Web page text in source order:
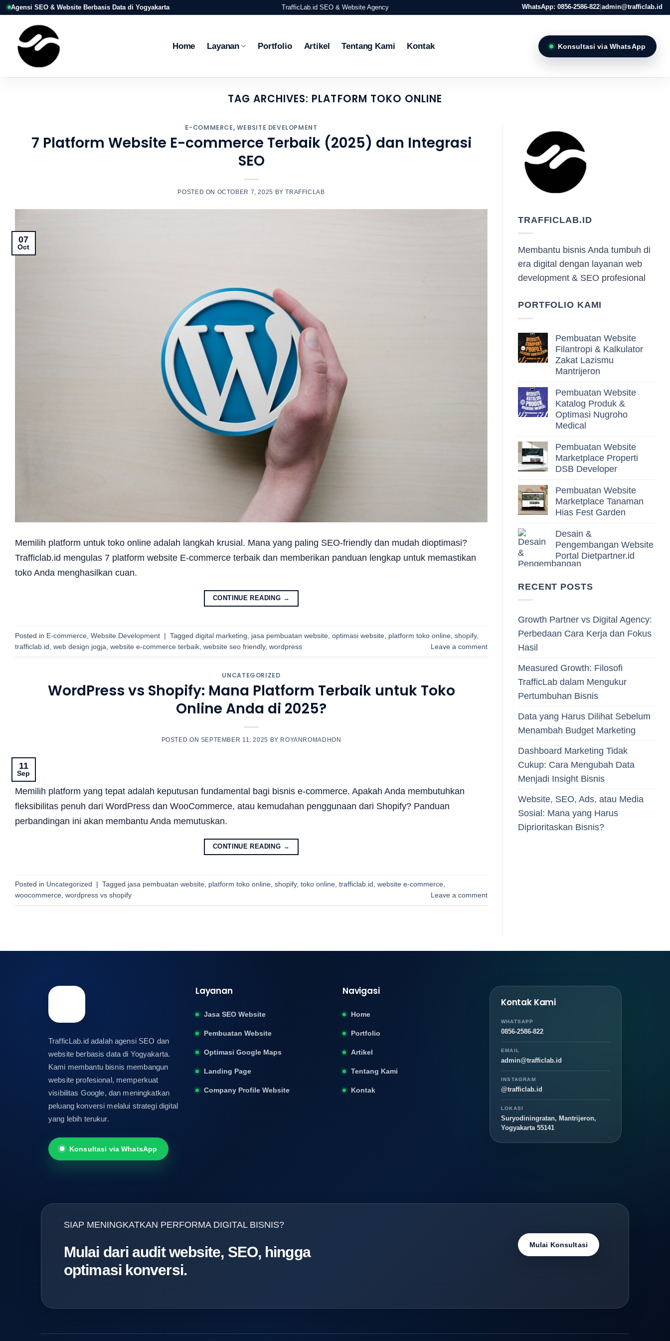
Skip
content
Agensi SEO & Website Berbasis Data di Yogyakarta TrafficLab.id SEO & Website Agency WhatsApp: 0856-2586-822 admin@trafficlab.id
Home Layanan Portfolio Artikel Tentang Kami Kontak Konsultasi via WhatsApp
TAG ARCHIVES: PLATFORM TOKO ONLINE
E-COMMERCE, WEBSITE DEVELOPMENT
7 Platform Website E-commerce Terbaik (2025) dan Integrasi
SEO
POSTED ON OCTOBER 7, 2025 BYTRAFFICLAB
07
Oct
Memilih platform untuk toko online adalah langkah krusial. Mana yang paling SEO-friendly dan mudah dioptimasi?
Trafficlab.id mengulas 7 platform website E-commerce terbaik dan memberikan panduan lengkap untuk memastikan
toko Anda menghasilkan cuan.
CONTINUE READING →
Posted in E-commerce, Website Development | Tagged digital marketing, jasa pembuatan website, optimasi website, platform toko online, shopify,
trafficlab.id, web design jogja, website e-commerce terbaik, website seo friendly, wordpress Leave a comment
UNCATEGORIZED
WordPress vs Shopify: Mana Platform Terbaik untuk Toko
Online Anda di 2025?
POSTED ON SEPTEMBER 11, 2025 BY ROYANROMADHON
11
Sep
Memilih platform yang tepat adalah keputusan fundamental bagi bisnis e-commerce. Apakah Anda membutuhkan
fleksibilitas penuh dari WordPress dan WooCommerce, atau kemudahan penggunaan dari Shopify? Panduan
perbandingan ini akan membantu Anda memutuskan.
CONTINUE READING →
Posted in Uncategorized | Tagged jasa pembuatan website, platform toko online, shopify, toko online, trafficlab.id, website e-commerce,
woocommerce, wordpress vs shopify Leave a comment
TRAFFICLAB.ID
Membantu bisnis Anda tumbuh di
era digital dengan layanan web
development & SEO profesional
PORTFOLIO KAMI
Pembuatan Website
Filantropi & Kalkulator
Zakat Lazismu
Mantrijeron
Pembuatan Website
Katalog Produk &
Optimasi Nugroho
Medical
Pembuatan Website
Marketplace Properti
DSB Developer
Pembuatan Website
Marketplace Tanaman
Hias Fest Garden
Desain &
Pengembangan Website
Portal Dietpartner.id
RECENT POSTS
Growth Partner vs Digital Agency:
Perbedaan Cara Kerja dan Fokus
Hasil
Measured Growth: Filosofi
TrafficLab dalam Mengukur
Pertumbuhan Bisnis
Data yang Harus Dilihat Sebelum
Menambah Budget Marketing
Dashboard Marketing Tidak
Cukup: Cara Mengubah Data
Menjadi Insight Bisnis
Website, SEO, Ads, atau Media
Sosial: Mana yang Harus
Diprioritaskan Bisnis?
TrafficLab.id adalah agensi SEO dan
website berbasis data di Yogyakarta.
Kami membantu bisnis membangun
website profesional, memperkuat
visibilitas Google, dan meningkatkan
peluang konversi melalui strategi digital
yang lebih terukur.
Konsultasi via WhatsApp
Layanan
Jasa SEO Website
Pembuatan Website
Optimasi Google Maps
Landing Page
Company Profile Website
Navigasi
Home
Portfolio
Artikel
Tentang Kami
Kontak
Kontak Kami
WHATSAPP
0856-2586-822
EMAIL
admin@trafficlab.id
INSTAGRAM
@trafficlab.id
LOKASI
Suryodiningratan, Mantrijeron,
Yogyakarta 55141
SIAP MENINGKATKAN PERFORMA DIGITAL BISNIS?
Mulai dari audit website, SEO, hingga
optimasi konversi.
Mulai Konsultasi